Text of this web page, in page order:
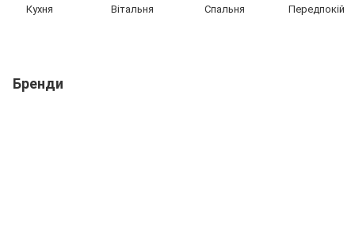
Кухня Вітальня Спальня Передпокій
Бренди